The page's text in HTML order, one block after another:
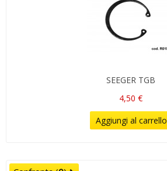
SEEGER TGB
4,50 €
Aggiungi al carrello